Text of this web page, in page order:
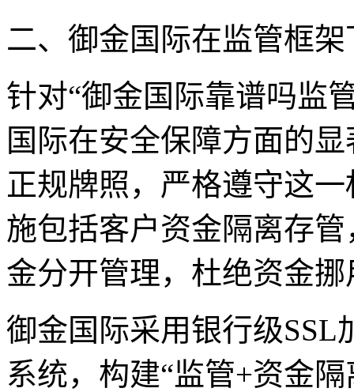
二、御金国际在监管框
针对“御金国际靠谱吗监
国际在安全保障方面的
正规牌照，严格遵守这
施包括客户资金隔离存
金分开管理，杜绝资金
御金国际采用银行级
系统，构建“监管+资金